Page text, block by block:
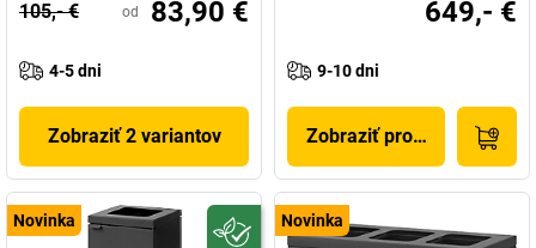
105,- € od 83,90 €
4-5 dni
Zobraziť 2 variantov
649,- €
9-10 dni
Zobraziť produkt
Novinka Novinka